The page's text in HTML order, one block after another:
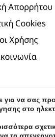
Απορρήτου
Cookies
Χρήσης
jewelry -
by
για να σας
στο